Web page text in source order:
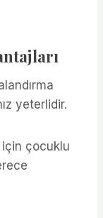
yeterlidir.
için çocuklu